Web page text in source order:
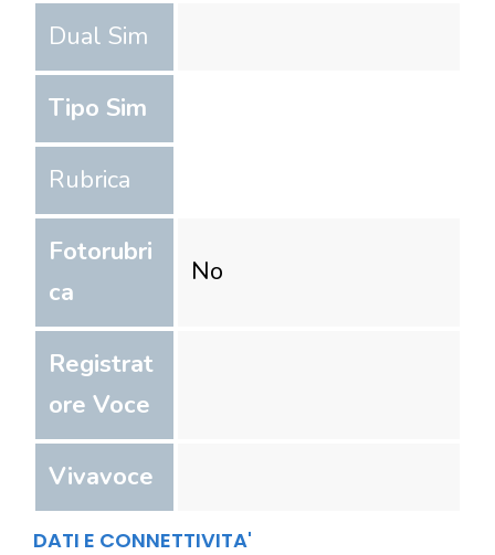
Dual Sim
Tipo Sim
Rubrica
Fotorubri
ca
No
Registrat
ore Voce
Vivavoce
DATI E CONNETTIVITA'